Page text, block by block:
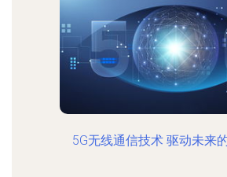
5G无线通信技术 驱动未来